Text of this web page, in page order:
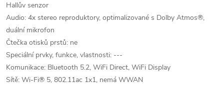
Hallův senzor
Audio: 4x stereo reproduktory, optimalizované s Dolby Atmos®,
duální mikrofon
Čtečka otisků prstů: ne
Speciální prvky, funkce, vlastnosti: ---
Komunikace: Bluetooth 5.2, WiFi Direct, WiFi Display
Sítě: Wi-Fi® 5, 802.11ac 1x1, nemá WWAN